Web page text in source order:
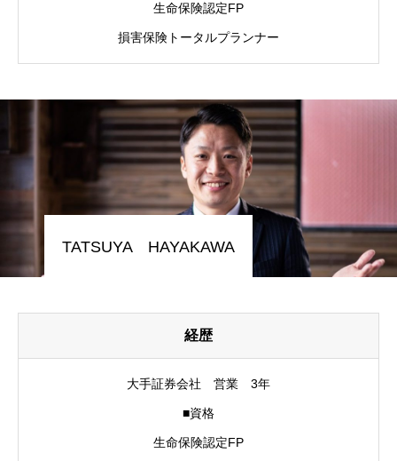
生命保険認定FP
損害保険トータルプランナー
TATSUYA HAYAKAWA
経歴
大手証券会社 営業 3年
■資格
生命保険認定FP